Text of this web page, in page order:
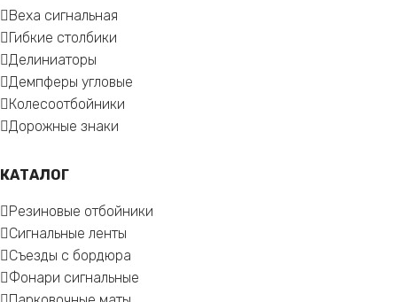
Веха сигнальная
Гибкие столбики
Делиниаторы
Демпферы угловые
Колесоотбойники
Дорожные знаки
КАТАЛОГ
Резиновые отбойники
Сигнальные ленты
Съезды с бордюра
Фонари сигнальные